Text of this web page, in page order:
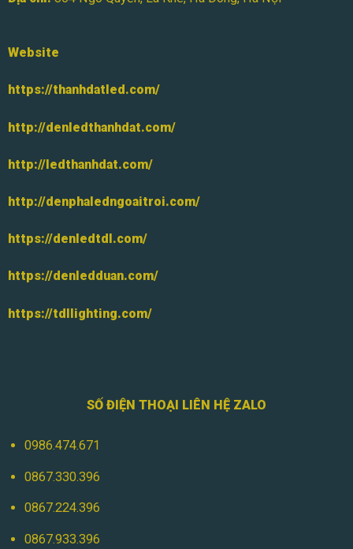
Website
https://thanhdatled.com/
http://denledthanhdat.com/
http://ledthanhdat.com/
http://denphaledngoaitroi.com/
https://denledtdl.com/
https://denledduan.com/
https://tdllighting.com/
SỐ ĐIỆN THOẠI LIÊN HỆ ZALO
0986.474.671
0867.330.396
0867.224.396
0867.933.396